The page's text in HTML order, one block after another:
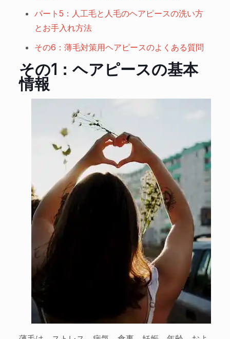
パート5：人工毛と人毛のヘアピースの洗い方
とお手入れ方法
その6：薄毛対策用ヘアピースのよくある質問
その1：ヘアピースの基本
情報